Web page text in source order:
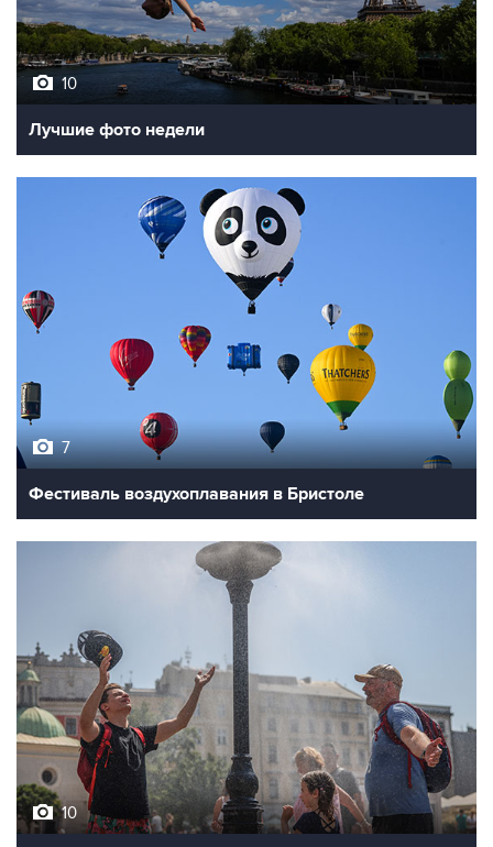
10
Лучшие фото недели
7
Фестиваль воздухоплавания в Бристоле
10